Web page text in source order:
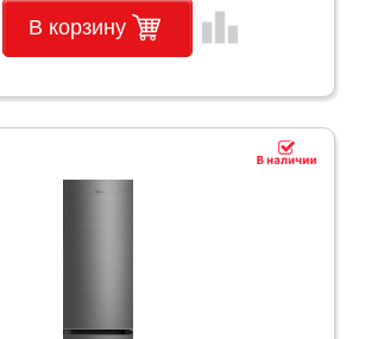
В корзину leaderboard